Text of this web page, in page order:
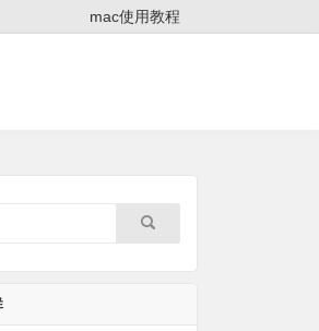
mac使用教程